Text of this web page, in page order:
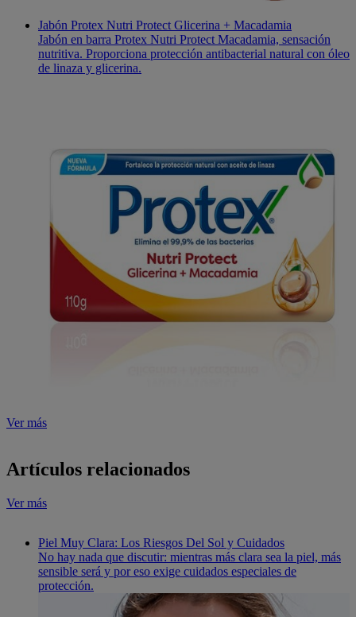
Jabón Protex Nutri Protect Glicerina + Macadamia
Jabón en barra Protex Nutri Protect Macadamia, sensación
nutritiva. Proporciona protección antibacterial natural con óleo
de linaza y glicerina.
Ver más
Artículos relacionados
Ver más
Piel Muy Clara: Los Riesgos Del Sol y Cuidados
No hay nada que discutir: mientras más clara sea la piel, más
sensible será y por eso exige cuidados especiales de
protección.